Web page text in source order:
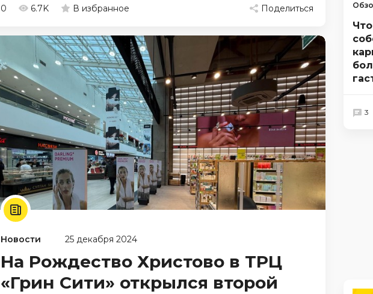
0 6.7K В избранное Поделиться
Новости 25 декабря 2024
На Рождество Христово в ТРЦ
«Грин Сити» открылся второй
3